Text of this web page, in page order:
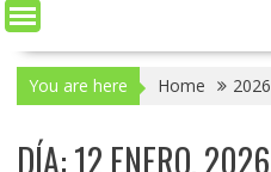
You are here Home 2026
DÍA:12 ENERO, 2026